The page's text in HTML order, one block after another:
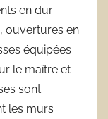
en dur
ouvertures en
équipées
le maître et
sont
les murs